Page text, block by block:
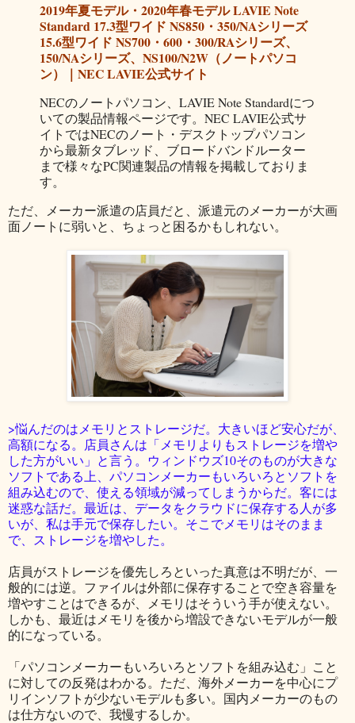
2019年夏モデル・2020年春モデル LAVIE Note
Standard 17.3型ワイド NS850・350/NAシリーズ
15.6型ワイド NS700・600・300/RAシリーズ、
150/NAシリーズ、NS100/N2W（ノートパソコ
ン）｜NEC LAVIE公式サイト
NECのノートパソコン、LAVIE Note Standardにつ
いての製品情報ページです。NEC LAVIE公式サ
イトではNECのノート・デスクトップパソコン
から最新タブレッド、ブロードバンドルーター
まで様々なPC関連製品の情報を掲載しておりま
す。
ただ、メーカー派遣の店員だと、派遣元のメーカーが大画
面ノートに弱いと、ちょっと困るかもしれない。
>悩んだのはメモリとストレージだ。大きいほど安心だが、
高額になる。店員さんは「メモリよりもストレージを増や
した方がいい」と言う。ウィンドウズ10そのものが大きな
ソフトである上、パソコンメーカーもいろいろとソフトを
組み込むので、使える領域が減ってしまうからだ。客には
迷惑な話だ。最近は、データをクラウドに保存する人が多
いが、私は手元で保存したい。そこでメモリはそのまま
で、ストレージを増やした。
店員がストレージを優先しろといった真意は不明だが、一
般的には逆。ファイルは外部に保存することで空き容量を
増やすことはできるが、メモリはそういう手が使えない。
しかも、最近はメモリを後から増設できないモデルが一般
的になっている。
「パソコンメーカーもいろいろとソフトを組み込む」こと
に対しての反発はわかる。ただ、海外メーカーを中心にプ
リインソフトが少ないモデルも多い。国内メーカーのもの
は仕方ないので、我慢するしか。